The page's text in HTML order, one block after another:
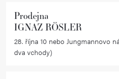
Prodejna
IGNAZ RÖSLER
28. října 10 nebo Jungmannovo
dva vchody)